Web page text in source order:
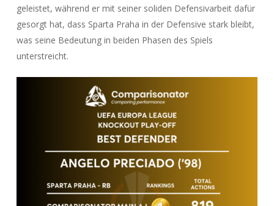
geleistet, während er mit seiner soliden Defensivarbeit dafür
gesorgt hat, dass Sparta Praha in der Defensive stark bleibt,
was seine Bedeutung in beiden Phasen des Spiels
unterstreicht.